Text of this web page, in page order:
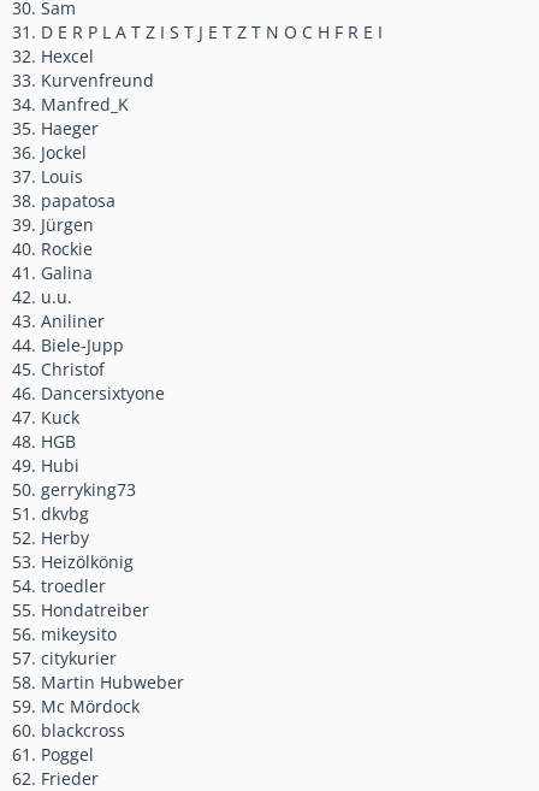
30. Sam
31. D E R P L A T Z I S T J E T Z T N O C H F R E I
32. Hexcel
33. Kurvenfreund
34. Manfred_K
35. Haeger
36. Jockel
37. Louis
38. papatosa
39. Jürgen
40. Rockie
41. Galina
42. u.u.
43. Aniliner
44. Biele-Jupp
45. Christof
46. Dancersixtyone
47. Kuck
48. HGB
49. Hubi
50. gerryking73
51. dkvbg
52. Herby
53. Heizölkönig
54. troedler
55. Hondatreiber
56. mikeysito
57. citykurier
58. Martin Hubweber
59. Mc Mördock
60. blackcross
61. Poggel
62. Frieder